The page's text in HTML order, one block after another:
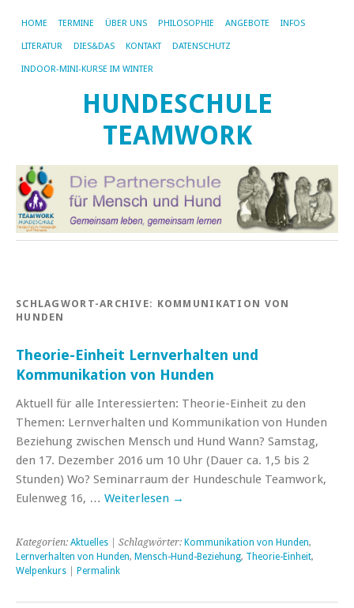
HOME TERMINE ÜBER UNS PHILOSOPHIE ANGEBOTE INFOS
LITERATUR DIES&DAS KONTAKT DATENSCHUTZ
INDOOR-MINI-KURSE IM WINTER
HUNDESCHULE
TEAMWORK
SCHLAGWORT-ARCHIVE: KOMMUNIKATION VON
HUNDEN
Theorie-Einheit Lernverhalten und
Kommunikation von Hunden
Aktuell für alle Interessierten: Theorie-Einheit zu den
Themen: Lernverhalten und Kommunikation von Hunden
Beziehung zwischen Mensch und Hund Wann? Samstag,
den 17. Dezember 2016 um 10 Uhr (Dauer ca. 1,5 bis 2
Stunden) Wo? Seminarraum der Hundeschule Teamwork,
Eulenweg 16, … Weiterlesen →
Kategorien: Aktuelles | Schlagwörter: Kommunikation von Hunden,
Lernverhalten von Hunden, Mensch-Hund-Beziehung, Theorie-Einheit,
Welpenkurs
Permalink